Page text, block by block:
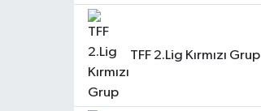
TFF 2.Lig Kırmızı Grup